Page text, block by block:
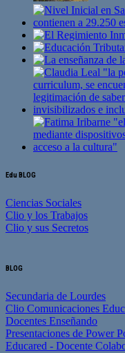
Edu BLOG
Ciencias Sociales
Clio y los Trabajos
Clio y sus Secretos
BLOG
Secundaria de Lourdes
Clio Comunicaciones
Docentes Enseñando
Presentaciones de Power
Educared - Docente